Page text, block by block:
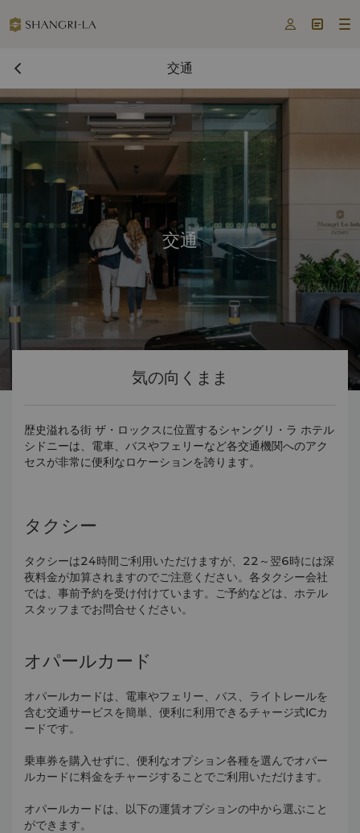
  
交通
交通
気の向くまま
歴史溢れる街 ザ・ロックスに位置するシャングリ・ラ ホテル
シドニーは、電車、バスやフェリーなど各交通機関へのアク
セスが非常に便利なロケーションを誇ります。
タクシー
タクシーは24時間ご利用いただけますが、22～翌6時には深
夜料金が加算されますのでご注意ください。各タクシー会社
では、事前予約を受け付けています。ご予約などは、ホテル
スタッフまでお問合せください。
オパールカード
オパールカードは、電車やフェリー、バス、ライトレールを
含む交通サービスを簡単、便利に利用できるチャージ式ICカ
ードです。
乗車券を購入せずに、便利なオプション各種を選んでオパー
ルカードに料金をチャージすることでご利用いただけます。
オパールカードは、以下の運賃オプションの中から選ぶこと
ができます。